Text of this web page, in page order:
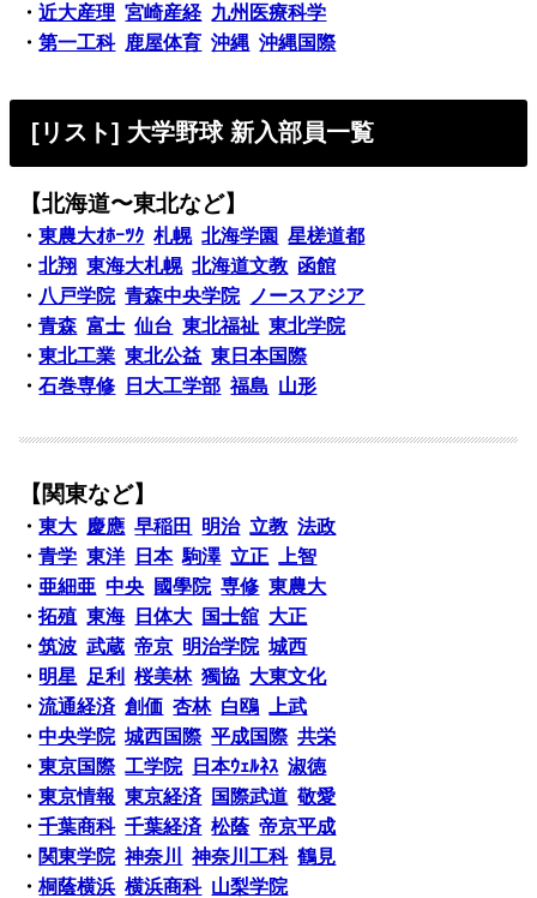
・近大産理 宮崎産経 九州医療科学
・第一工科 鹿屋体育 沖縄 沖縄国際
[リスト] 大学野球 新入部員一覧
【北海道〜東北など】
・東農大ｵﾎｰﾂｸ 札幌 北海学園
星槎道都
・北翔 東海大札幌 北海道文教 函館
・ 八戸学院 青森中央学院
ノースアジア
・青森 富士 仙台 東北福祉 東北学院
・東北工業 東北公益 東日本国際
・石巻専修 日大工学部 福島 山形
【関東など】
・東大 慶應 早稲田 明治 立教 法政
・青学 東洋 日本 駒澤 立正
上智
・ 亜細亜 中央 國學院 専修 東農大
・拓殖 東海 日体大 国士舘 大正
・筑波 武蔵 帝京 明治学院 城西
・ 明星 足利 桜美林 獨協 大東文化
・流通経済 創価 杏林 白鴎
上武
・中央学院 城西国際 平成国際 共栄
・東京国際 工学院 日本ｳｪﾙﾈｽ 淑徳
・東京情報 東京経済 国際武道 敬愛
・千葉商科 千葉経済 松蔭 帝京平成
・ 関東学院 神奈川 神奈川工科 鶴見
・桐蔭横浜 横浜商科 山梨学院